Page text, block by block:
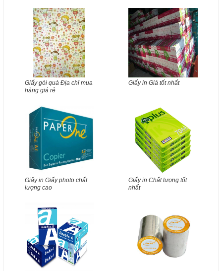
Giấy gói quà Địa chỉ mua
hàng giá rẻ
Giấy in Giá tốt nhất
Giấy in Giấy photo chất
lượng cao
Giấy in Chất lượng tốt
nhất